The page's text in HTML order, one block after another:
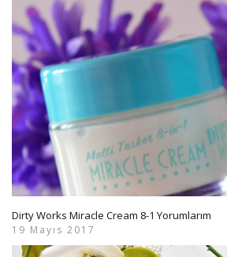
Dirty Works Miracle Cream 8-1 Yorumlarım
19 Mayıs 2017